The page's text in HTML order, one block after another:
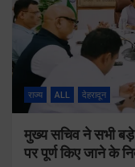
राज्य ALL देहरादून
मुख्य सचिव ने सभी बड़े
पर पूर्ण किए जाने के